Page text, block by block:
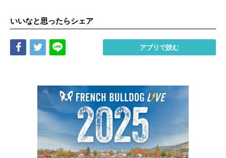
いいなと思ったらシェア
Share Tweet アプリで読む